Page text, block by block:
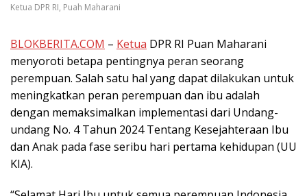
Ketua DPR RI, Puah Maharani
BLOKBERITA.COM – Ketua DPR RI Puan Maharani
menyoroti betapa pentingnya peran seorang
perempuan. Salah satu hal yang dapat dilakukan untuk
meningkatkan peran perempuan dan ibu adalah
dengan memaksimalkan implementasi dari Undang-
undang No. 4 Tahun 2024 Tentang Kesejahteraan Ibu
dan Anak pada fase seribu hari pertama kehidupan (UU
KIA).